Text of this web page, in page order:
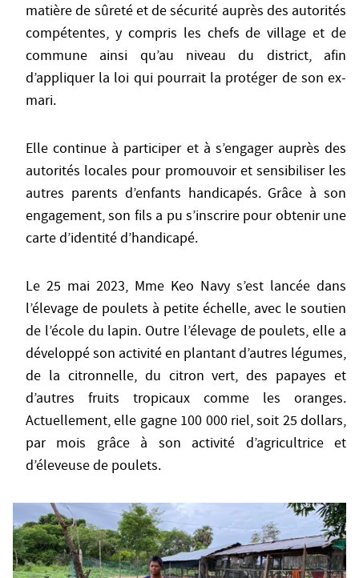
matière de sûreté et de sécurité auprès des autorités
compétentes, y compris les chefs de village et de
commune ainsi qu’au niveau du district, afin
d’appliquer la loi qui pourrait la protéger de son ex-
mari.
Elle continue à participer et à s’engager auprès des
autorités locales pour promouvoir et sensibiliser les
autres parents d’enfants handicapés. Grâce à son
engagement, son fils a pu s’inscrire pour obtenir une
carte d’identité d’handicapé.
Le 25 mai 2023, Mme Keo Navy s’est lancée dans
l’élevage de poulets à petite échelle, avec le soutien
de l’école du lapin. Outre l’élevage de poulets, elle a
développé son activité en plantant d’autres légumes,
de la citronnelle, du citron vert, des papayes et
d’autres fruits tropicaux comme les oranges.
Actuellement, elle gagne 100 000 riel, soit 25 dollars,
par mois grâce à son activité d’agricultrice et
d’éleveuse de poulets.